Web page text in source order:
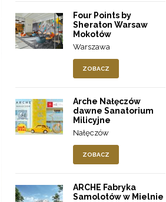
Four Points by
Sheraton Warsaw
Mokotów
Warszawa
ZOBACZ
Arche Nałęczów
dawne Sanatorium
Milicyjne
Nałęczów
ZOBACZ
ARCHE Fabryka
Samolotów w Mielnie